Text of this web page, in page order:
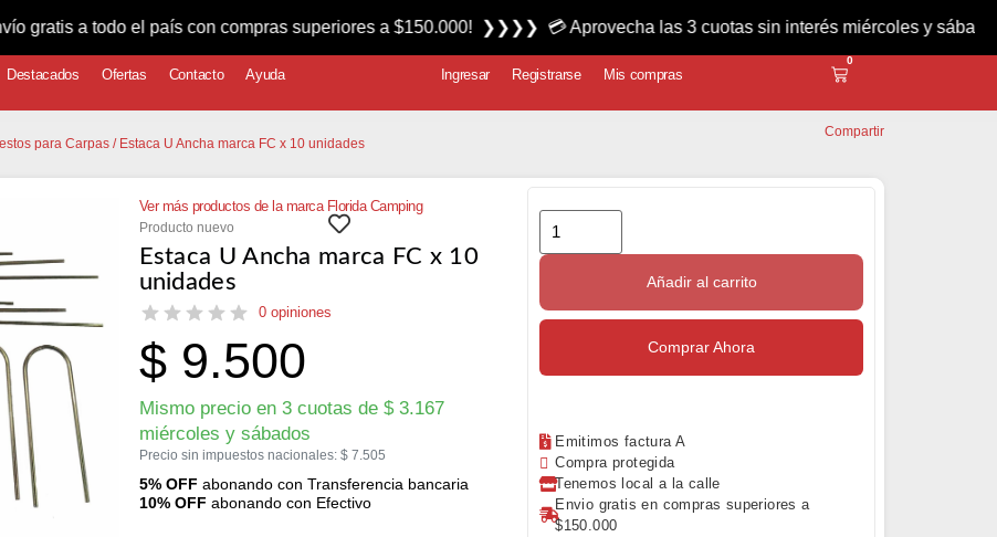
Destacados Ofertas Contacto Ayuda Ingresar Registrarse Mis compras
0
para Carpas / Estaca U Ancha marca FC x 10 unidades
Compartir
Ver más productos de la marca Florida Camping
Producto nuevo
Estaca U Ancha marca FC x 10
unidades
0 opiniones
$9.500
Mismo precio en 3 cuotas de $3.167
miércoles y sábados
Precio sin impuestos nacionales: $7.505
5% OFF abonando con Transferencia bancaria
10% OFF abonando con Efectivo
Añadir al carrito
Comprar Ahora
Emitimos factura A
Compra protegida
Tenemos local a la calle
Envio gratis en compras superiores a
$150.000
el país con compras superiores a $150.000! ❯❯❯❯ 💳 Aprovecha las 3 cuotas sin interés miércoles y sábados ! ❯❯❯❯